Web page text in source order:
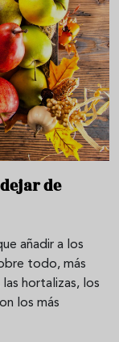
de
añadir a los
todo, más
hortalizas, los
los más